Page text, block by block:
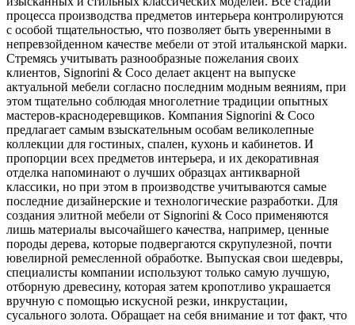
процесса производства предметов интерьера контролируются
с особой тщательностью, что позволяет быть уверенными в
непревзойденном качестве мебели от этой итальянской марки.
Стремясь учитывать разнообразные пожелания своих
клиентов, Signorini & Coco делает акцент на выпуске
актуальной мебели согласно последним модным веяниям, при
этом тщательно соблюдая многолетние традиции опытных
мастеров-краснодеревщиков. Компания Signorini & Coco
предлагает самым взыскательным особам великолепные
коллекции для гостиных, спален, кухонь и кабинетов. И
пропорции всех предметов интерьера, и их декоративная
отделка напоминают о лучших образцах антикварной
классики, но при этом в производстве учитываются самые
последние дизайнерские и технологические разработки. Для
создания элитной мебели от Signorini & Coco применяются
лишь материалы высочайшего качества, например, ценные
породы дерева, которые подвергаются скрупулезной, почти
ювелирной ремесленной обработке. Выпуская свои шедевры,
специалисты компании используют только самую лучшую,
отборную древесину, которая затем кропотливо украшается
вручную с помощью искусной резки, инкрустации,
сусального золота. Обращает на себя внимание и тот факт, что